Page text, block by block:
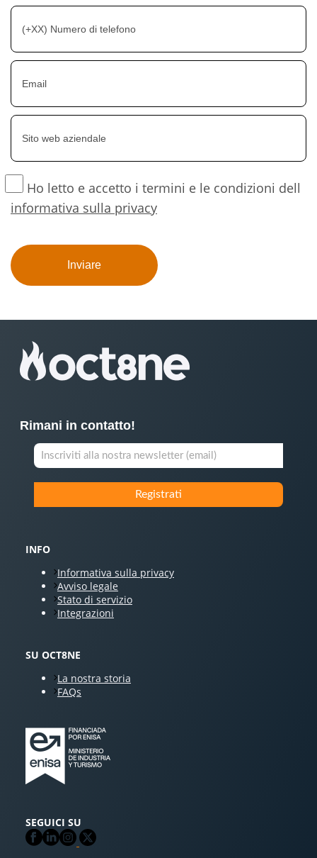
Ho letto e accetto i termini e le condizioni dell
informativa sulla privacy
Rimani in contatto!
INFO
Informativa sulla privacy
Avviso legale
Stato di servizio
Integrazioni
SU OCT8NE
La nostra storia
FAQs
SEGUICI SU